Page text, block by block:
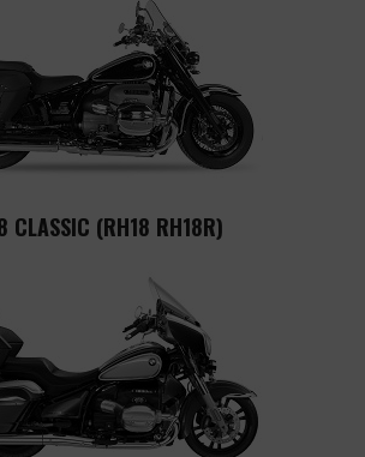
CLASSIC (RH18 RH18R)